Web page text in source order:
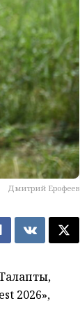
Дмитрий Ерофеев
2026»,